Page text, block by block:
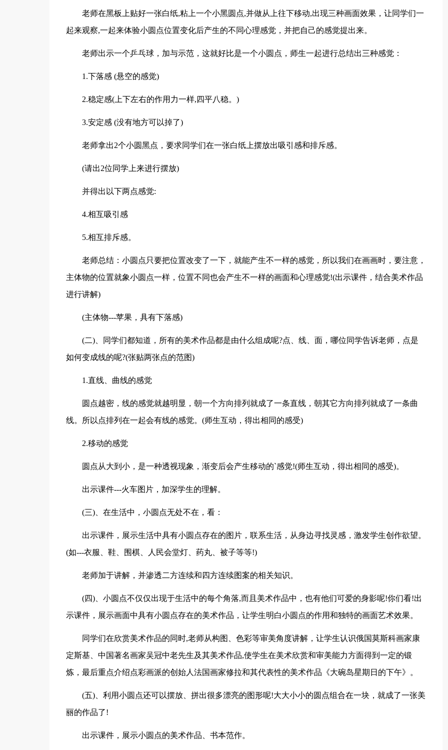
老师在黑板上贴好一张白纸,粘上一个小黑圆点,并做从上往下移动,出现三种画面效果，让同学们一
起来观察,一起来体验小圆点位置变化后产生的不同心理感觉，并把自己的感觉提出来。
老师出示一个乒乓球，加与示范，这就好比是一个小圆点，师生一起进行总结出三种感觉：
1.下落感 (悬空的感觉)
2.稳定感(上下左右的作用力一样,四平八稳。)
3.安定感 (没有地方可以掉了)
老师拿出2个小圆黑点，要求同学们在一张白纸上摆放出吸引感和排斥感。
(请出2位同学上来进行摆放)
并得出以下两点感觉:
4.相互吸引感
5.相互排斥感。
老师总结：小圆点只要把位置改变了一下，就能产生不一样的感觉，所以我们在画画时，要注意，
主体物的位置就象小圆点一样，位置不同也会产生不一样的画面和心理感觉!(出示课件，结合美术作品
进行讲解)
(主体物---苹果，具有下落感)
(二)、同学们都知道，所有的美术作品都是由什么组成呢?点、线、面，哪位同学告诉老师，点是
如何变成线的呢?(张贴两张点的范图)
1.直线、曲线的感觉
圆点越密，线的感觉就越明显，朝一个方向排列就成了一条直线，朝其它方向排列就成了一条曲
线。所以点排列在一起会有线的感觉。(师生互动，得出相同的感受)
2.移动的感觉
圆点从大到小，是一种透视现象，渐变后会产生移动的`感觉!(师生互动，得出相同的感受)。
出示课件---火车图片，加深学生的理解。
(三)、在生活中，小圆点无处不在，看：
出示课件，展示生活中具有小圆点存在的图片，联系生活，从身边寻找灵感，激发学生创作欲望。
(如---衣服、鞋、围棋、人民会堂灯、药丸、被子等等!)
老师加于讲解，并渗透二方连续和四方连续图案的相关知识。
(四)、小圆点不仅仅出现于生活中的每个角落,而且美术作品中，也有他们可爱的身影呢!你们看!出
示课件，展示画面中具有小圆点存在的美术作品，让学生明白小圆点的作用和独特的画面艺术效果。
同学们在欣赏美术作品的同时,老师从构图、色彩等审美角度讲解，让学生认识俄国莫斯科画家康
定斯基、中国著名画家吴冠中老先生及其美术作品,使学生在美术欣赏和审美能力方面得到一定的锻
炼，最后重点介绍点彩画派的创始人法国画家修拉和其代表性的美术作品《大碗岛星期日的下午》。
(五)、利用小圆点还可以摆放、拼出很多漂亮的图形呢!大大小小的圆点组合在一块，就成了一张美
丽的作品了!
出示课件，展示小圆点的美术作品、书本范作。